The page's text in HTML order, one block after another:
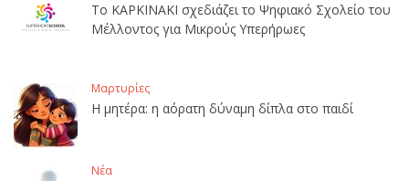
Το ΚΑΡΚΙΝΑΚΙ σχεδιάζει το Ψηφιακό Σχολείο του
Μέλλοντος για Μικρούς Υπερήρωες
Μαρτυρίες
Η μητέρα: η αόρατη δύναμη δίπλα στο παιδί
Νέα